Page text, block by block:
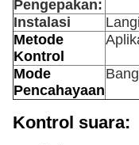
Pengepakan:
Instalasi
Metode
Kontrol
Mode
Pencahayaan
Kontrol suara: